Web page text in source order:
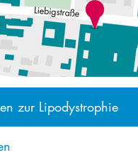
zur Lipodystrophie